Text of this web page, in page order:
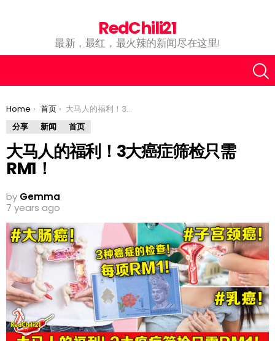
RedChili21
最新，最红，最火辣的新闻尽在这里!
You are here:
Home 首页
大马人的福利！3大癌症筛检只需RM1！
分享
新闻 首页
大马人的福利！3大癌症筛检只需
RM1！
by Gemma
7 years ago